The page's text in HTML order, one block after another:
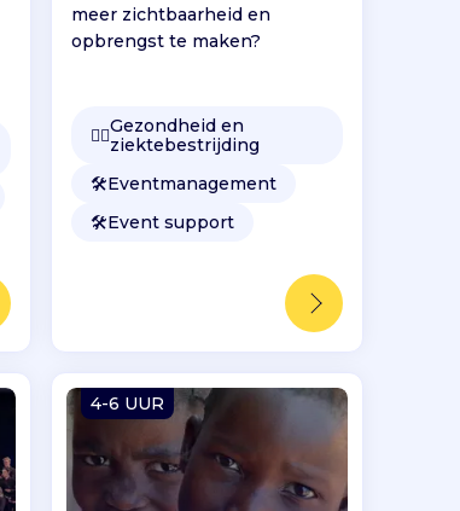
meer zichtbaarheid en
opbrengst te maken?
👩‍⚕️Gezondheid en
ziektebestrijding
🛠️Eventmanagement
🛠️Event support
4-6 UUR